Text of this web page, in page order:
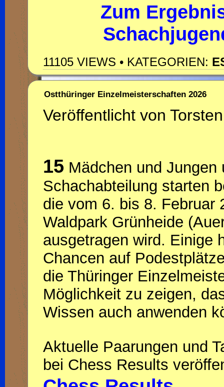
Zum
11105 VIEWS • KATEGORIEN:
Ostthüringer Einzelmeisterschaften 2026
Veröffentlicht von Torsten
15 Mädchen und Jungen
Schachabteilung starten
die vom 6. bis 8. Februar
Waldpark Grünheide
ausgetragen wird. Einige
Chancen auf
die Thüringer
Möglichkeit zu zeigen,
Wissen auch anwenden
Aktuelle Paarungen und
bei Chess Results